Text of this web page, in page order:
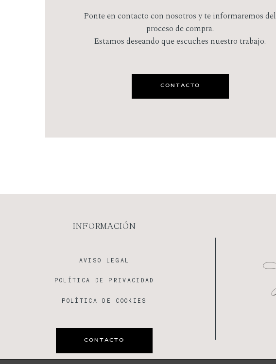
Ponte en contacto con nosotros y te informaremos del
proceso de compra.
Estamos deseando que escuches nuestro trabajo.
CONTACTO
INFORMACIÓN
AVISO LEGAL
POLÍTICA DE PRIVACIDAD
POLÍTICA DE COOKIES
CONTACTO